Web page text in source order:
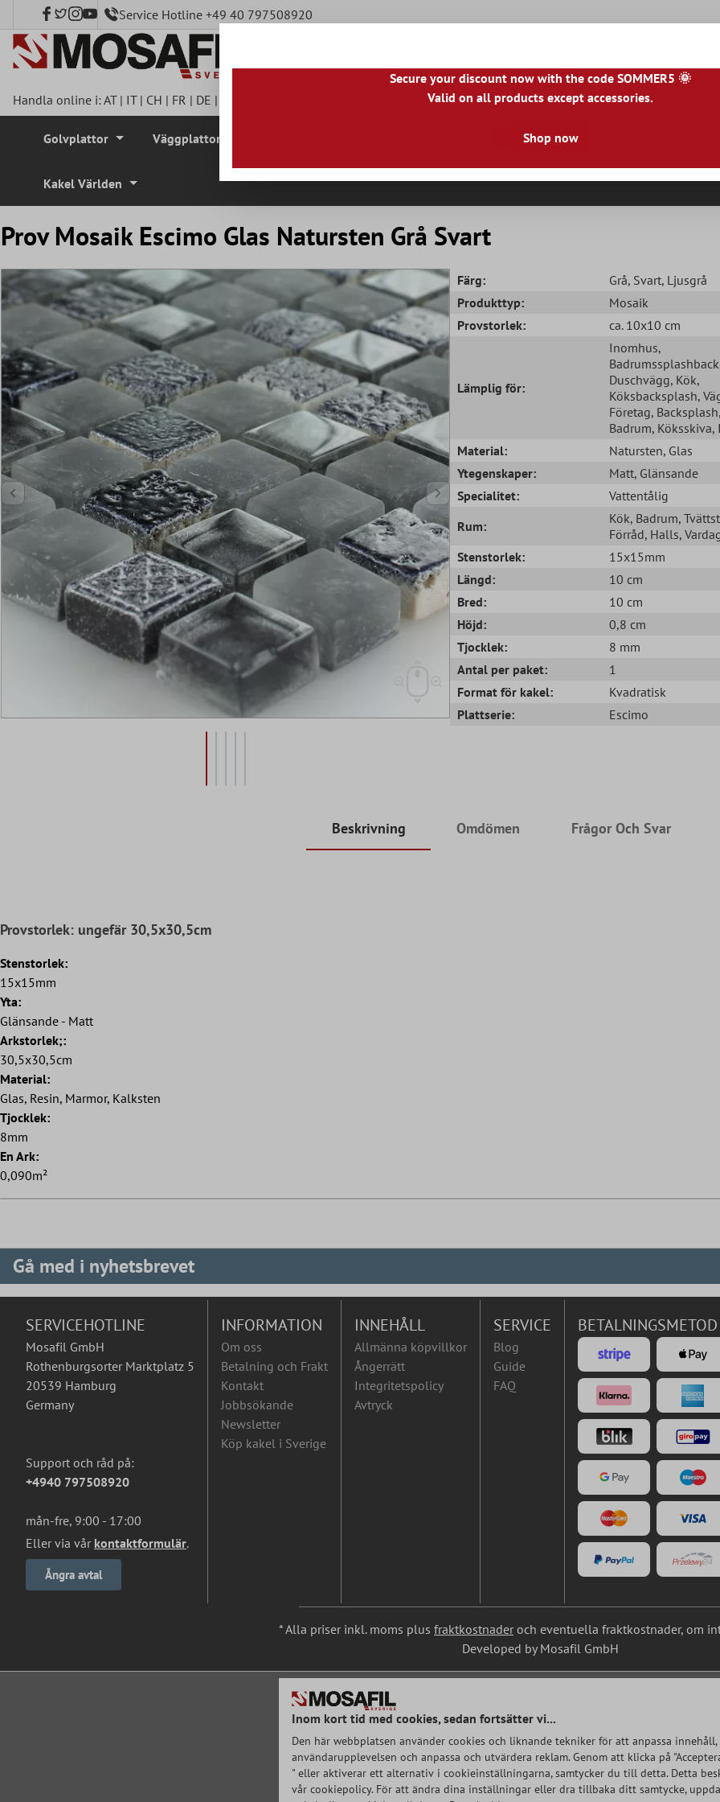
Service Hotline +49 40 797508920
Handla online i:AT| IT| CH | FR | DE | |PT| FI|GR |RO|NO|HU| BG|HR|LU
Golvplattor Väggplattor Terrassplattor
Kakel Världen
Prov Mosaik Escimo Glas Natursten Grå Svart
Färg: Grå, Svart, Ljusgrå
Produkttyp:
Mosaik
Provstorlek:
ca. 10x10 cm
Lämplig för:
Inomhus,
Badrumssplashback
Duschvägg, Kök,
Köksbacksplash,
Företag, Backsplash,
Badrum, Köksskiva,
Material:
Natursten, Glas
Ytegenskaper:
Matt, Glänsande
Specialitet:
Vattentålig
Rum:
Kök, Badrum,
Förråd, Halls,
Stenstorlek:
15x15mm
Längd:
10 cm
Bred:
10 cm
Höjd:
0,8 cm
Tjocklek:
8 mm
Antal per paket:
1
Format för kakel:
Kvadratisk
Plattserie:
Escimo
Beskrivning Omdömen Frågor Och Svar
Provstorlek: ungefär 30,5x30,5cm
Stenstorlek:
15x15mm
Yta:
Glänsande - Matt
Arkstorlek;:
30,5x30,5cm
Material:
Glas, Resin, Marmor, Kalksten
Tjocklek:
8mm
En Ark:
0,090m²
Gå med i nyhetsbrevet
SERVICEHOTLINE
Mosafil GmbH
Rothenburgsorter Marktplatz 5
20539 Hamburg
Germany
Support och råd på:
+4940 797508920
mån-fre, 9:00 - 17:00
Eller via vår kontaktformulär.
Ångra avtal
INFORMATION
Om oss
Betalning och Frakt
Kontakt
Jobbsökande
Newsletter
Köp kakel i Sverige
INNEHÅLL
Allmänna köpvillkor
Ångerrätt
Integritetspolicy
Avtryck
SERVICE
Blog
Guide
FAQ
BETALNINGSMETOD
* Alla priser inkl. moms plus fraktkostnader och eventuella fraktkostnader, om
Developed by Mosafil GmbH
Inom kort tid med cookies, sedan fortsätter vi...
Den här webbplatsen använder cookies och liknande tekniker för att anpassa
användarupplevelsen och anpassa och utvärdera reklam. Genom att klicka på
" eller aktiverar ett alternativ i cookieinställningarna, samtycker du till detta. Detta
vår cookiepolicy. För att ändra dina inställningar eller dra tillbaka ditt samtycke,
Secure your discount now with the code SOMMER5 🌞
Valid on all products except accessories.
Shop now